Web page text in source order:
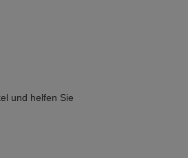
und helfen Sie